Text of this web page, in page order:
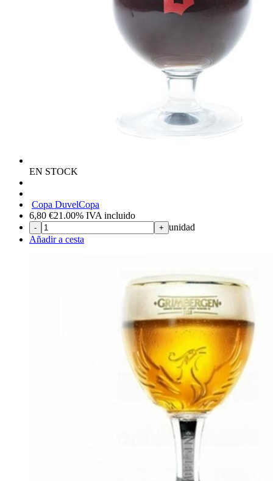
EN STOCK
Copa DuvelCopa
6,80 €21.00% IVA incluido
- + unidad
Añadir a cesta